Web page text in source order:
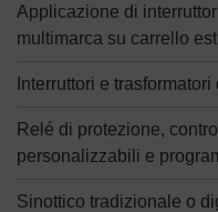
Applicazione di
multimarca su carrello
Interruttori e
Relé di protezione,
personalizzabili e
Sinottico tradizionale o